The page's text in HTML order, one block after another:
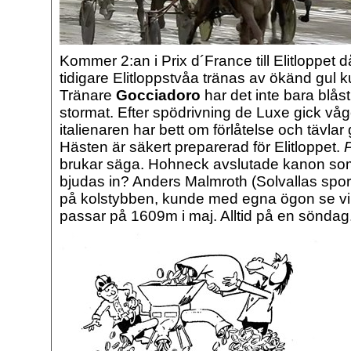
Kommer 2:an i Prix d´France till Elitloppet
tidigare Elitloppstvåa tränas av ökänd gul
Tränare Gocciadoro har det inte bara
stormat. Efter spödrivning de Luxe gick
italienaren har bett om förlåtelse och tävlar
Hästen är säkert preparerad för Elitloppet.
brukar säga. Hohneck avslutade kanon
bjudas in? Anders Malmroth (Solvallas
på kolstybben, kunde med egna ögon se
passar på 1609m i maj. Alltid på en